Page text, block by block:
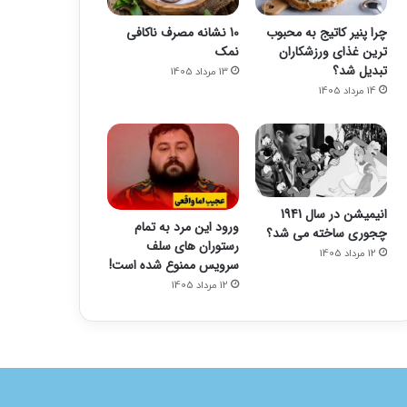
چرا پنیر کاتیج به محبوب
ترین غذای ورزشکاران
تبدیل شد؟
14 مرداد 1405
10 نشانه مصرف ناکافی
نمک
13 مرداد 1405
انیمیشن در سال 1941
چجوری ساخته می شد؟
12 مرداد 1405
ورود این مرد به تمام
رستوران های سلف
سرویس ممنوع شده است!
12 مرداد 1405